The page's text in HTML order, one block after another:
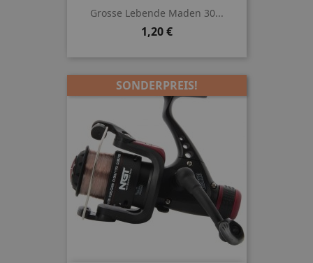
Grosse Lebende Maden 30...
Preis
1,20 €
SONDERPREIS!